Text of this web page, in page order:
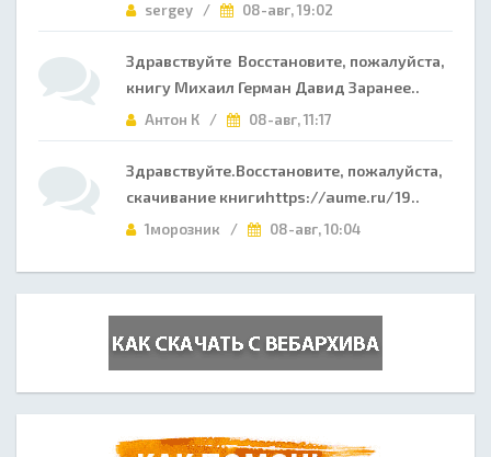
sergey / 08-авг, 19:02
Здравствуйте Восстановите, пожалуйста,
книгу Михаил Герман Давид Заранее..
Антон К / 08-авг, 11:17
Здравствуйте.Восстановите, пожалуйста,
скачивание книгиhttps://aume.ru/19..
1морозник / 08-авг, 10:04